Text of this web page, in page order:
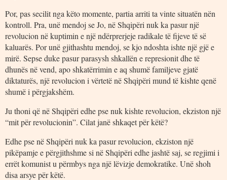
Por, pas secilit nga këto momente, partia arriti ta vinte situatën nën
kontroll. Pra, unë mendoj se Jo, në Shqipëri nuk ka pasur një
revolucion në kuptimin e një ndërprerjeje radikale të fijeve të së
kaluarës. Por unë gjithashtu mendoj, se kjo ndoshta ishte një gjë e
mirë. Sepse duke pasur parasysh shkallën e represionit dhe të
dhunës në vend, apo shkatërrimin e aq shumë familjeve gjatë
diktaturës, një revolucion i vërtetë në Shqipëri mund të kishte qenë
shumë i përgjakshëm.
Ju thoni që në Shqipëri edhe pse nuk kishte revolucion, ekziston një
“mit për revolucionin”. Cilat janë shkaqet për këtë?
Edhe pse në Shqipëri nuk ka pasur revolucion, ekziston një
pikëpamje e përgjithshme si në Shqipëri edhe jashtë saj, se regjimi i
errët komunist u përmbys nga një lëvizje demokratike. Unë shoh
disa arsye për këtë.